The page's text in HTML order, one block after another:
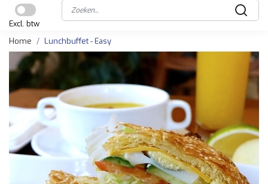
Excl. btw
Home
Lunchbuffet - Easy